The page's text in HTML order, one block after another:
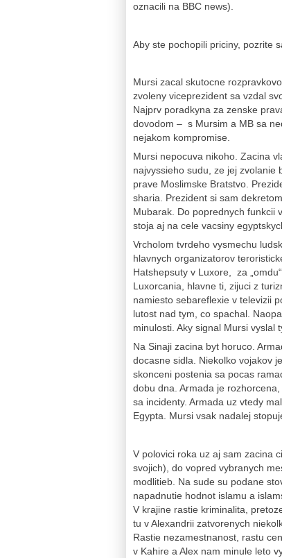
oznacili na BBC news).
Aby ste pochopili priciny, pozrite
Mursi zacal skutocne
zvoleny viceprezident sa vzdal
Najprv poradkyna za zenske
dovodom – s Mursim a MB sa
nejakom kompromise.
Mursi nepocuva nikoho. Zacina
najvyssieho sudu, ze jej zvolanie
prave Moslimske Bratstvo.
sharia. Prezident si sam
Mubarak. Do poprednych funkcii
stoja aj na cele vacsiny
Vrcholom tvrdeho vysmechu
hlavnych organizatorov
Hatshepsuty v Luxore, za
Luxorcania, hlavne ti, zijuci z
namiesto sebareflexie v televizii
lutost nad tym, co spachal.
minulosti. Aky signal Mursi
Na Sinaji zacina byt horuco.
docasne sidla. Niekolko vojakov
skonceni postenia sa pocas
dobu dna. Armada je
sa incidenty. Armada uz vtedy
Egypta. Mursi vsak nadalej
V polovici roka uz aj sam zacina
svojich), do vopred vybranych
modlitieb. Na sude su podane
napadnutie hodnot islamu a
V krajine rastie kriminalita,
tu v Alexandrii zatvorenych
Rastie nezamestnanost, rastu
v Kahire a Alex nam minule leto